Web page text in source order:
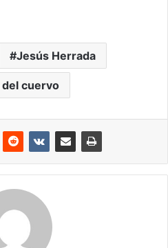
Jesús Herrada
cuervo